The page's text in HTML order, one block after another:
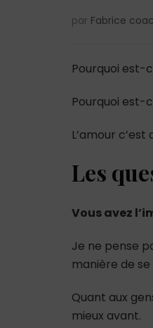
par Fabrice
Pourquoi est-
Pourquoi est-
L’amour c’est
Les
Vous avez
Je ne pense
manière de
Quant aux
mieux avant.